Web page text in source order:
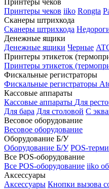
Принтеры чеков
Принтеры чеков iiko Rongta
Сканеры штрихкода
Сканеры штрихкода
Денежные ящики
Денежные ящики Черные
Принтеры этикеток
Принтеры этикеток
Фискальные регистраторы
Фискальные регистраторы
Кассовые аппараты
Кассовые аппараты Для
Для бара Для столовой С
Весовое оборудование
Весовое оборудование
Оборудование Б/У
Оборудование Б/У POS-
Все POS-оборудование
Все POS-оборудование iiko
Аксессуары
Аксессуары Кнопки вызова